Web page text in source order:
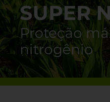
SUPER
Proteção
nitrogênio